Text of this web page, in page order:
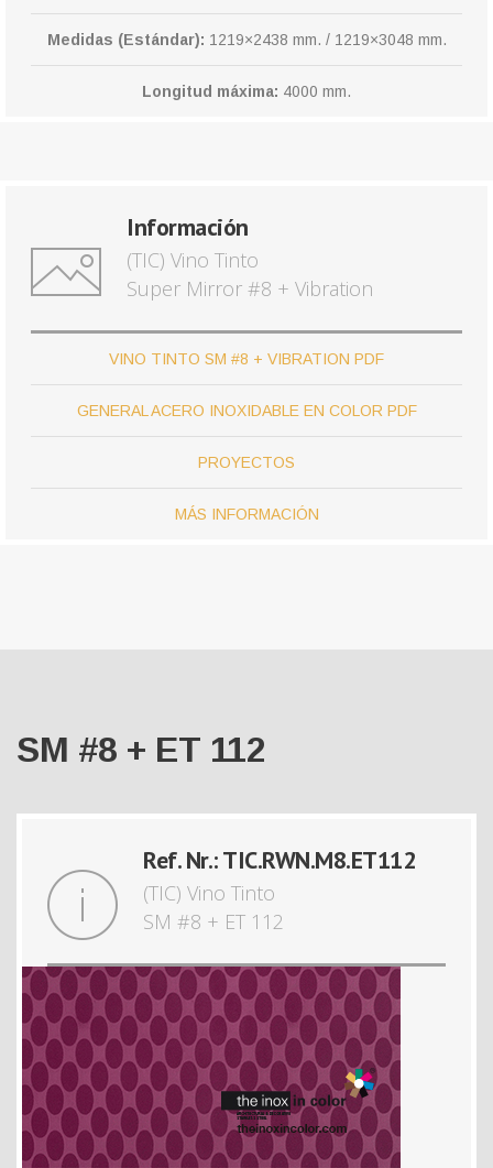
Medidas (Estándar): 1219×2438 mm. / 1219×3048 mm.
Longitud máxima: 4000 mm.
Información
(TIC) Vino Tinto
Super Mirror #8 + Vibration
VINO TINTO SM #8 + VIBRATION PDF
GENERAL ACERO INOXIDABLE EN COLOR PDF
PROYECTOS
MÁS INFORMACIÓN
SM #8 + ET 112
Ref. Nr.: TIC.RWN.M8.ET112
(TIC) Vino Tinto
SM #8 + ET 112